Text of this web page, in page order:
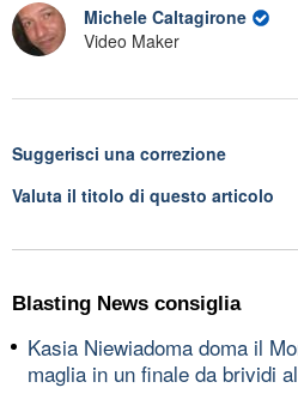
Michele Caltagirone
Video Maker
Suggerisci una correzione
Valuta il titolo di questo articolo
Blasting News consiglia
Kasia Niewiadoma doma il
maglia in un finale da brividi